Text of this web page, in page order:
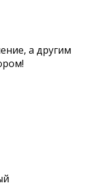
а другим